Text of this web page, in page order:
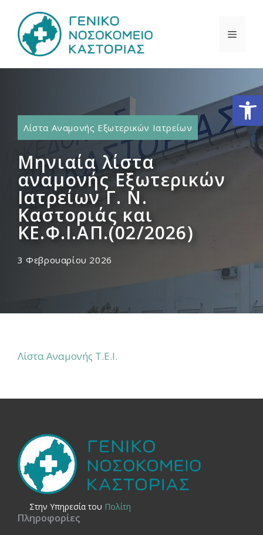
περιεχόμενο
Λίστα Αναμονής Εξωτερικών Ιατρείων
Μηνιαία λίστα
αναμονής Εξωτερικών
Ιατρείων Γ. Ν.
Καστοριάς και
ΚΕ.Φ.Ι.ΑΠ.(02/2026)
3 Φεβρουαρίου 2026
Λίστα Αναμονής Τ.Ε.Ι.
Στην Yπηρεσία του Πολίτη
Πληροφορίες